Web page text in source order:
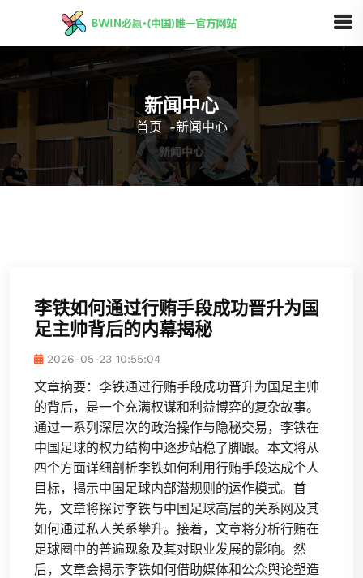
新闻中心
首页 -新闻中心
李铁如何通过行贿手段成功晋升为国
足主帅背后的内幕揭秘
2026-05-23 10:55:04
文章摘要：李铁通过行贿手段成功晋升为国足主帅
的背后，是一个充满权谋和利益博弈的复杂故事。
通过一系列深层次的政治操作与隐秘交易，李铁在
中国足球的权力结构中逐步站稳了脚跟。本文将从
四个方面详细剖析李铁如何利用行贿手段达成个人
目标，揭示中国足球内部潜规则的运作模式。首
先，文章将探讨李铁与中国足球高层的关系网及其
如何通过私人关系攀升。接着，文章将分析行贿在
足球圈中的普遍现象及其对职业发展的影响。然
后，文章会揭示李铁如何借助媒体和公众舆论塑造